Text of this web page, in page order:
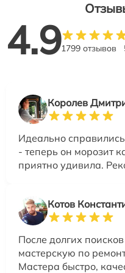
4.91799 отзывов
Королев
Идеально
- теперь он морозит
приятно удивила.
Котов
После долгих
мастерскую по
Мастера быстро,